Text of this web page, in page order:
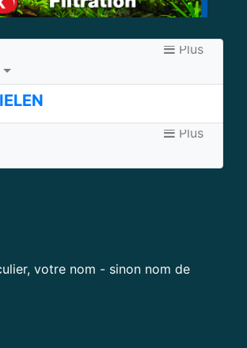
Plus
Plus
votre nom - sinon nom de